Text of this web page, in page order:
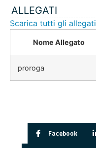
ALLEGATI
Scarica tutti gli allegati
Nome Allegato
proroga
Facebook